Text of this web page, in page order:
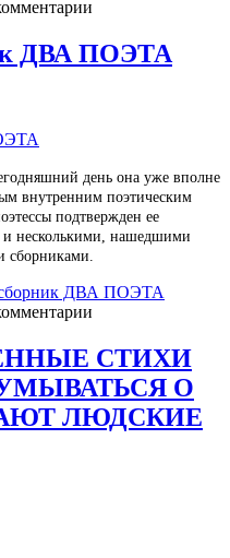
ДВА ПОЭТА
день она уже вполне
внутренним поэтическим
подтвержден ее
и несколькими, нашедшими
сборниками.
сборник ДВА ПОЭТА
СТИХИ
О
ЛЮДСКИЕ